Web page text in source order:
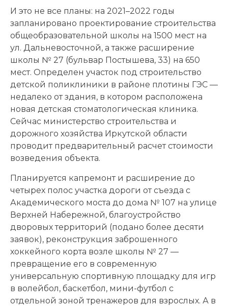
И это не все планы: на 2021–2022 годы
запланировано проектирование строительства
общеобразовательной школы на 1500 мест на
ул. Дальневосточной, а также расширение
школы № 27 (бульвар Постышева, 33) на 650
мест. Определен участок под строительство
детской поликлиники в районе плотины ГЭС —
недалеко от здания, в котором расположена
новая детская стоматологическая клиника.
Сейчас министерство строительства и
дорожного хозяйства Иркутской области
проводит предварительный расчет стоимости
возведения объекта.
Планируется капремонт и расширение до
четырех полос участка дороги от съезда с
Академического моста до дома № 107 на улице
Верхней Набережной, благоустройство
дворовых территорий (подано более десяти
заявок), реконструкция заброшенного
хоккейного корта возле школы № 27 —
превращение его в современную
универсальную спортивную площадку для игр
в волейбол, баскетбол, мини-футбол с
отдельной зоной тренажеров для взрослых. А в